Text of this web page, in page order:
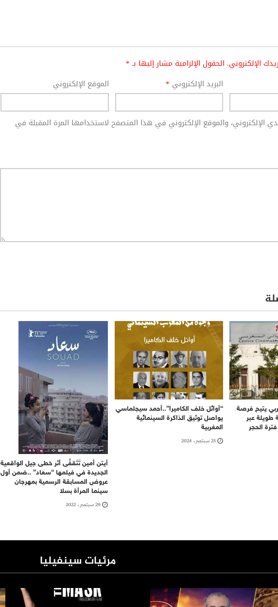
الإلكتروني. الحقول الإلزامية مشار إليها بـ*
البريد الإلكتروني * الموقع الإلكتروني
الإلكتروني، والموقع الإلكتروني في هذا المتصفح لاستخدامها المرة المقبلة في
يتيح فرصة
طويلة عبر
الحجر
“أوائل خلف الكاميرا”..أحمد سيجلماسي
يواصل توثيق الذاكرة السينمائية
المغربية
25 سبتمبر، 2024
أيتن أمين تَتَقفَّى أثر خطى جيل الواقعية
الجديدة في فيلمها “سعاد” ..ضمن أول
عروض المسابقة الرسمية بمهرجان
سينما المرأة بسلا
29 سبتمبر، 2022
مرئيات سينفيليا